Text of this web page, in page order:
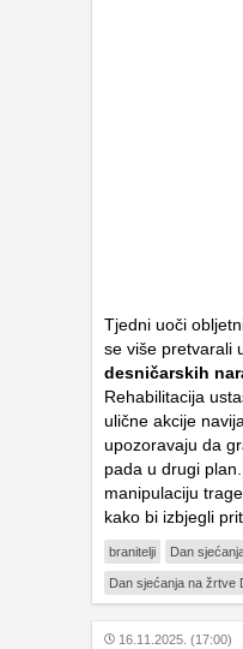
Tjedni uoči
se više pretvarali
desničarskih
Rehabilitacija
ulične akcije
upozoravaju da
pada u drugi plan.
manipulaciju
kako bi izbjegli
branitelji Dan
Dan sjećanja na žrtve
16.11.2025. (17:00)